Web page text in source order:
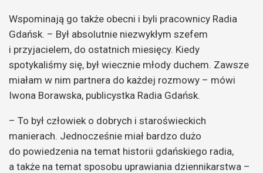
Wspominają go także obecni i byli pracownicy Radia
Gdańsk. – Był absolutnie niezwykłym szefem
i przyjacielem, do ostatnich miesięcy. Kiedy
spotykaliśmy się, był wiecznie młody duchem. Zawsze
miałam w nim partnera do każdej rozmowy – mówi
Iwona Borawska, publicystka Radia Gdańsk.
– To był człowiek o dobrych i staroświeckich
manierach. Jednocześnie miał bardzo dużo
do powiedzenia na temat historii gdańskiego radia,
a także na temat sposobu uprawiania dziennikarstwa –